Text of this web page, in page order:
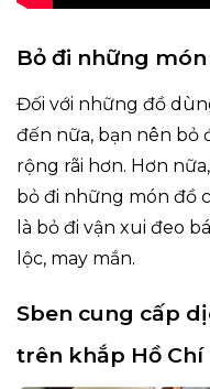
Bỏ đi những
Đối với những đồ
đến nữa, bạn nên bỏ
rộng rãi hơn. Hơn
bỏ đi những món đồ
là bỏ đi vận xui đeo
lộc, may mắn.
Sben cung cấp
trên khắp Hồ Chí